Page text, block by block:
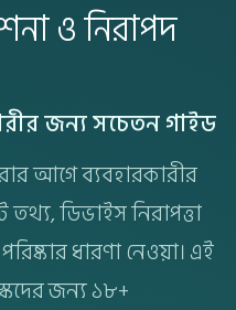
ও নিরাপদ
জন্য সচেতন গাইড
আগে ব্যবহারকারীর
ডিভাইস নিরাপত্তা
ধারণা নেওয়া। এই
জন্য ১৮+